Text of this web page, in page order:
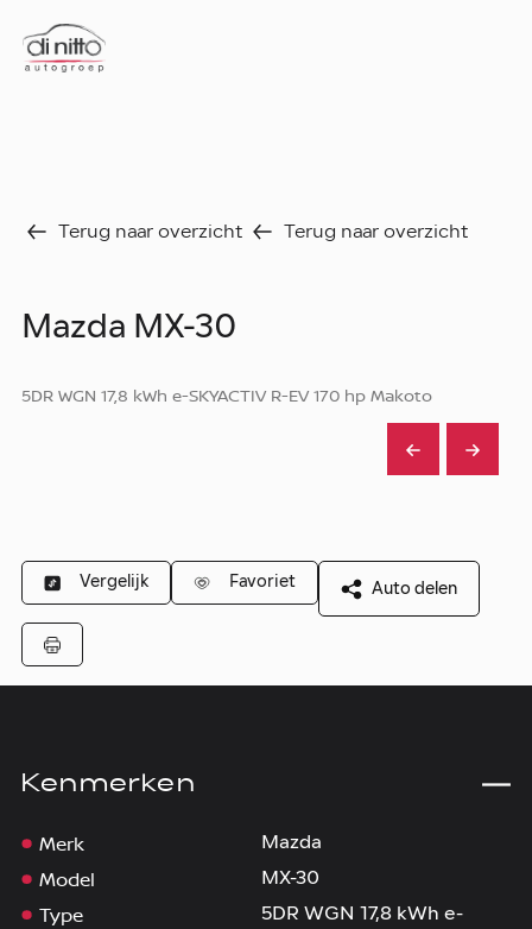
Aanbod
Verkocht
Terug naar overzicht Terug naar overzicht
Mazda MX-30
5DR WGN 17,8 kWh e-SKYACTIV R-EV 170 hp Makoto
Vergelijk Favoriet Auto delen
Kenmerken
Merk Mazda
Model MX-30
Type
5DR WGN 17,8 kWh e-